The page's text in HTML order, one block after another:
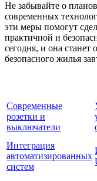
Не забывайте о
современных
эти меры помогут
практичной и
сегодня, и она
безопасного жилья
Современные
розетки и
выключатели
Интеграция
автоматизированных
систем